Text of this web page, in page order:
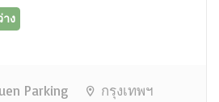
Parking
กรุงเทพฯ